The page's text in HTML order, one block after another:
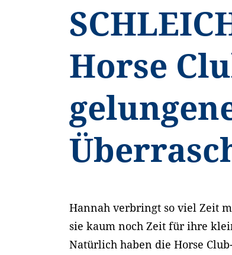
Horse
Hannah verbringt so viel Zeit
sie kaum noch Zeit für ihre
Natürlich haben die Horse